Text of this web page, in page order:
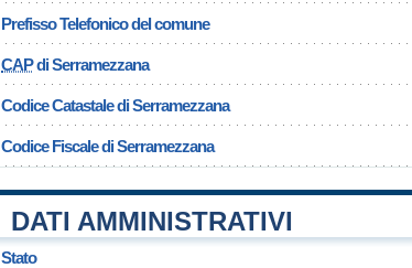
Prefisso Telefonico del comune
CAPdi Serramezzana
Codice Catastale di Serramezzana
Codice Fiscale di Serramezzana
DATI AMMINISTRATIVI
Stato